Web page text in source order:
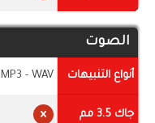
الصوت
أنواع التنبيهات MP3 - WAV - اهتزاز
جاك 3.5 مم